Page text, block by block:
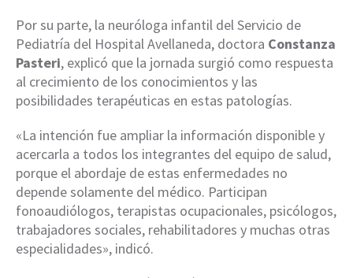
Por su parte, la neuróloga infantil del Servicio de
Pediatría del Hospital Avellaneda, doctora Constanza
Pasteri, explicó que la jornada surgió como respuesta
al crecimiento de los conocimientos y las
posibilidades terapéuticas en estas patologías.
«La intención fue ampliar la información disponible y
acercarla a todos los integrantes del equipo de salud,
porque el abordaje de estas enfermedades no
depende solamente del médico. Participan
fonoaudiólogos, terapistas ocupacionales, psicólogos,
trabajadores sociales, rehabilitadores y muchas otras
especialidades», indicó.